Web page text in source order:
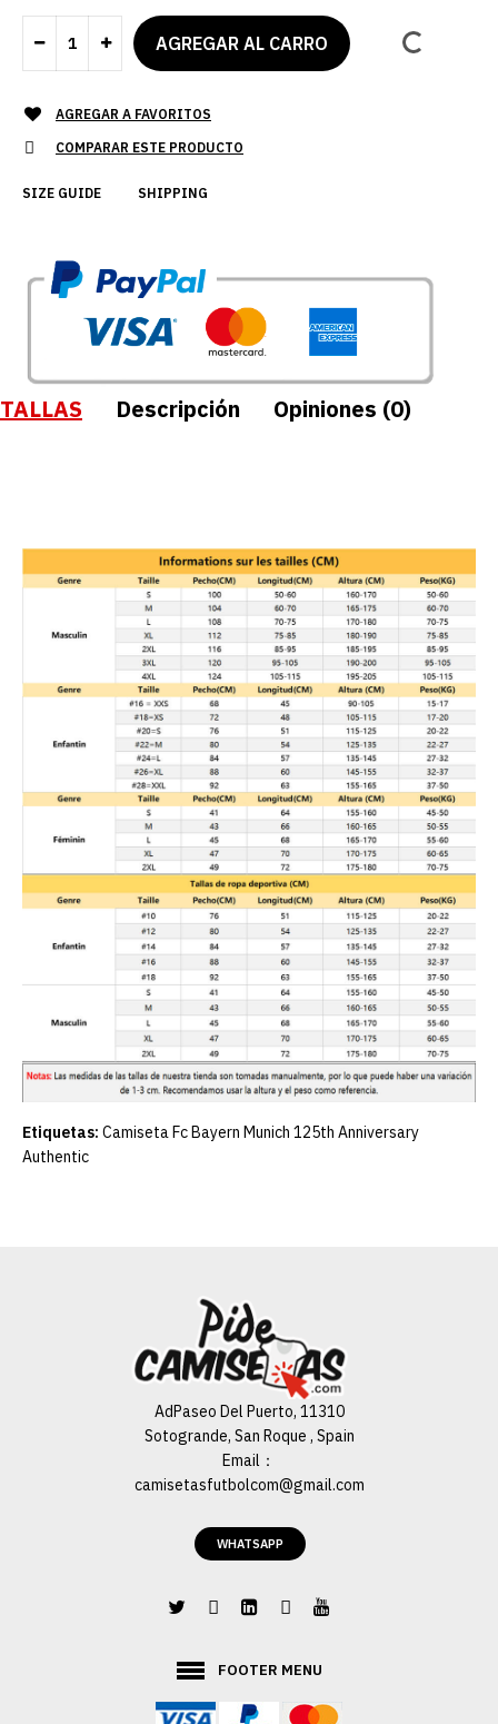
AGREGAR A FAVORITOS
COMPARAR ESTE PRODUCTO
SIZE GUIDE SHIPPING
TALLAS Descripción Opiniones (0)
Etiquetas: Camiseta Fc Bayern Munich 125th Anniversary
Authentic
AdPaseo Del Puerto, 11310
Sotogrande, San Roque , Spain
Email：
camisetasfutbolcom@gmail.com
WHATSAPP
FOOTER MENU